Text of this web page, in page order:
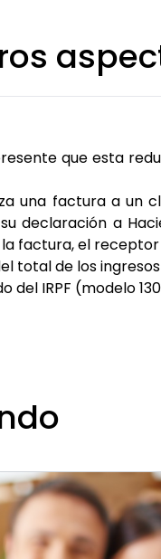
que esta
una factura a un
declaración a
la factura, el
total de los
del IRPF (modelo